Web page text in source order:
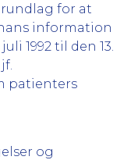
for at
information
1992 til den 13.
patienters
og